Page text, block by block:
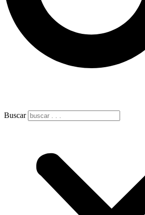
Buscar